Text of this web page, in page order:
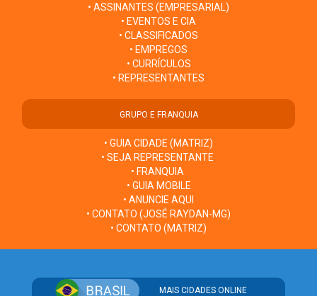
• ASSINANTES (EMPRESARIAL)
• EVENTOS E CIA
• CLASSIFICADOS
• EMPREGOS
• CURRÍCULOS
• REPRESENTANTES
GRUPO E FRANQUIA
• GUIA CIDADE (MATRIZ)
• SEJA REPRESENTANTE
• FRANQUIA
• GUIA MOBILE
• ANUNCIE AQUI
• CONTATO (JOSÉ RAYDAN-MG)
• CONTATO (MATRIZ)
MAIS CIDADES ONLINE